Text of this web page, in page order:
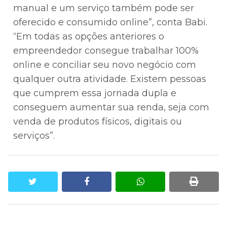
manual e um serviço também pode ser
oferecido e consumido online”, conta Babi.
“Em todas as opções anteriores o
empreendedor consegue trabalhar 100%
online e conciliar seu novo negócio com
qualquer outra atividade. Existem pessoas
que cumprem essa jornada dupla e
conseguem aumentar sua renda, seja com
venda de produtos físicos, digitais ou
serviços”.
facebook whatsapp print